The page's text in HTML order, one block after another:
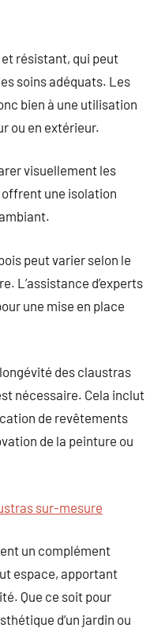
résistant, qui peut
soins adéquats. Les
bien à une utilisation
ou en extérieur.
visuellement les
une isolation
peut varier selon le
L’assistance d’experts
une mise en place
des claustras
nécessaire. Cela inclut
de revêtements
de la peinture ou
sur-mesure
un complément
espace, apportant
Que ce soit pour
d’un jardin ou